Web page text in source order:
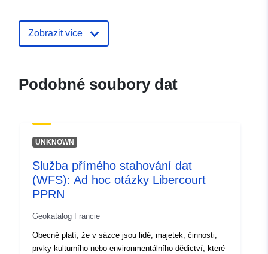
1477ce130116
Typ:
Datový zdroj:
http://inspire.ec.europa.eu/
Zobrazit více
Podobné soubory dat
UNKNOWN
Služba přímého stahování dat
(WFS): Ad hoc otázky Libercourt
PPRN
Geokatalog Francie
Obecně platí, že v sázce jsou lidé, majetek, činnosti,
prvky kulturního nebo environmentálního dědictví, které